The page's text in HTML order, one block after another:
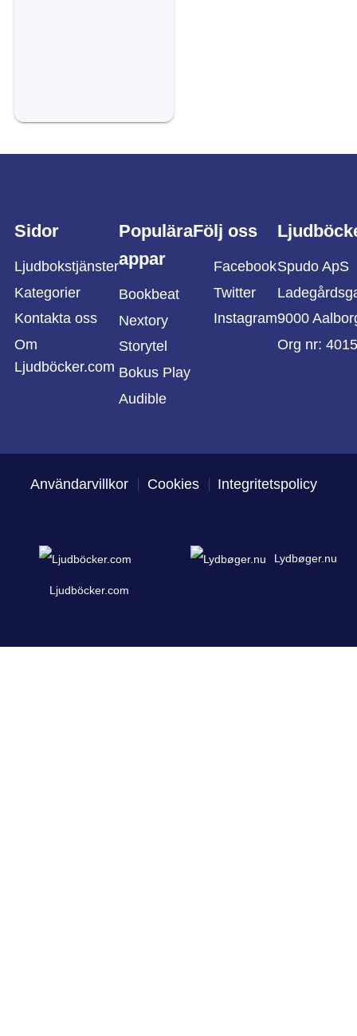
Sidor
Ljudbokstjänster
Kategorier
Kontakta oss
Om
Ljudböcker.com
Populära
appar
Bookbeat
Nextory
Storytel
Bokus Play
Audible
Följ oss
Facebook
Twitter
Instagram
Spudo ApS
9000
Org nr:
Användarvillkor Cookies Integritetspolicy
Ljudböcker.com
Lydbøger.nu